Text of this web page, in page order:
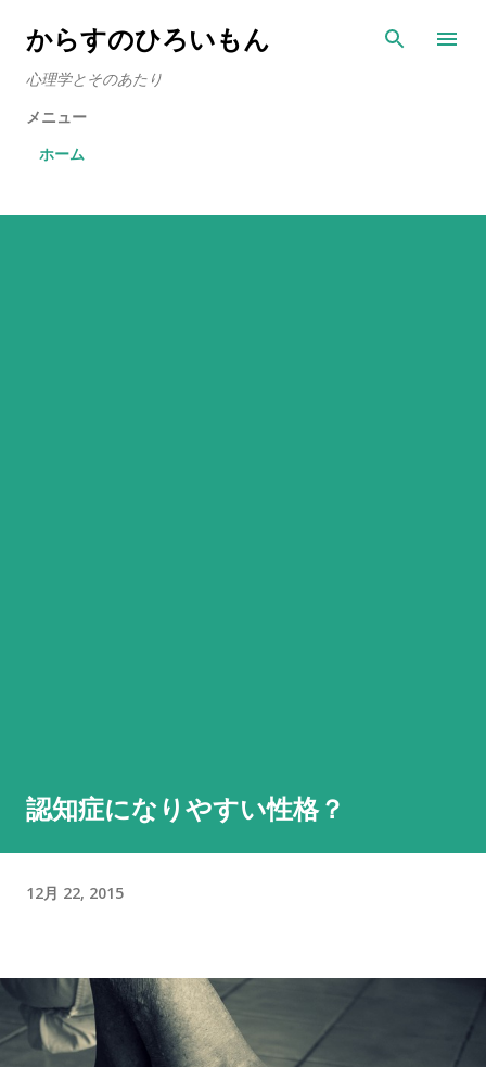
スキップしてメイン コンテンツに移動
からすのひろいもん
心理学とそのあたり
メニュー
ホーム
認知症になりやすい性格？
12月 22, 2015